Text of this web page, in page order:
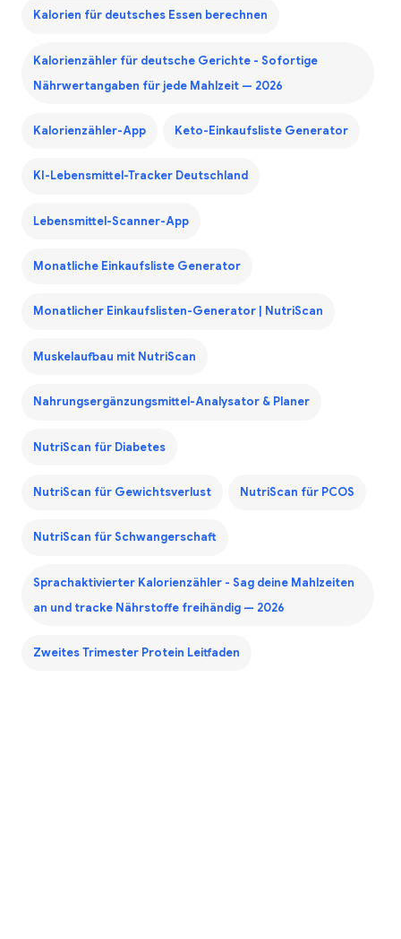
Kalorien für deutsches Essen berechnen
Kalorienzähler für deutsche Gerichte - Sofortige
Nährwertangaben für jede Mahlzeit — 2026
Kalorienzähler-App Keto-Einkaufsliste Generator
KI-Lebensmittel-Tracker Deutschland
Lebensmittel-Scanner-App
Monatliche Einkaufsliste Generator
Monatlicher Einkaufslisten-Generator | NutriScan
Muskelaufbau mit NutriScan
Nahrungsergänzungsmittel-Analysator & Planer
NutriScan für Diabetes
NutriScan für Gewichtsverlust NutriScan für PCOS
NutriScan für Schwangerschaft
Sprachaktivierter Kalorienzähler - Sag deine Mahlzeiten
an und tracke Nährstoffe freihändig — 2026
Zweites Trimester Protein Leitfaden